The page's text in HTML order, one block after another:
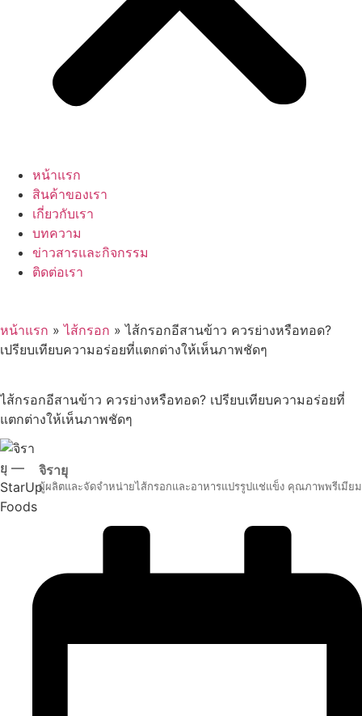
หน้าแรก
สินค้าของเรา
เกี่ยวกับเรา
บทความ
ข่าวสารและกิจกรรม
ติดต่อเรา
หน้าแรก »ไส้กรอก »ไส้กรอกอีสานข้าว ควรย่างหรือทอด?
เปรียบเทียบความอร่อยที่แตกต่างให้เห็นภาพชัดๆ
ไส้กรอกอีสานข้าว ควรย่างหรือทอด? เปรียบเทียบความอร่อยที่
แตกต่างให้เห็นภาพชัดๆ
จิรายุ
ผู้ผลิตและจัดจำหน่ายไส้กรอกและอาหารแปรรูปแช่แข็ง คุณภาพพรีเมียม